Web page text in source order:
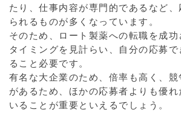
たり、仕事内容が専門的であるなど
られるものが多くなっています。
そのため、ロート製薬への転職を成功
タイミングを見計らい、自分の応募
ること必要です。
有名な大企業のため、倍率も高く、競
があるため、ほかの応募者よりも優
いることが重要といえるでしょう。